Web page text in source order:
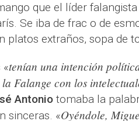
que el líder
Se iba de frac o de
platos extraños, sopa de
«tenían una intención
Falange con los
Antoniotomaba la
sinceras. «Oyéndole,